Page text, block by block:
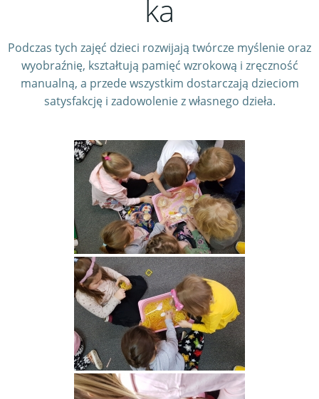
ka
Podczas tych zajęć dzieci rozwijają twórcze myślenie oraz
wyobraźnię, kształtują pamięć wzrokową i zręczność
manualną, a przede wszystkim dostarczają dzieciom
satysfakcję i zadowolenie z własnego dzieła.